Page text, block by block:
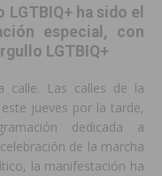
ha sido el
especial, con
LGTBIQ+
calle. Las calles de la
jueves por la tarde,
dedicada a
de la marcha
la manifestación ha